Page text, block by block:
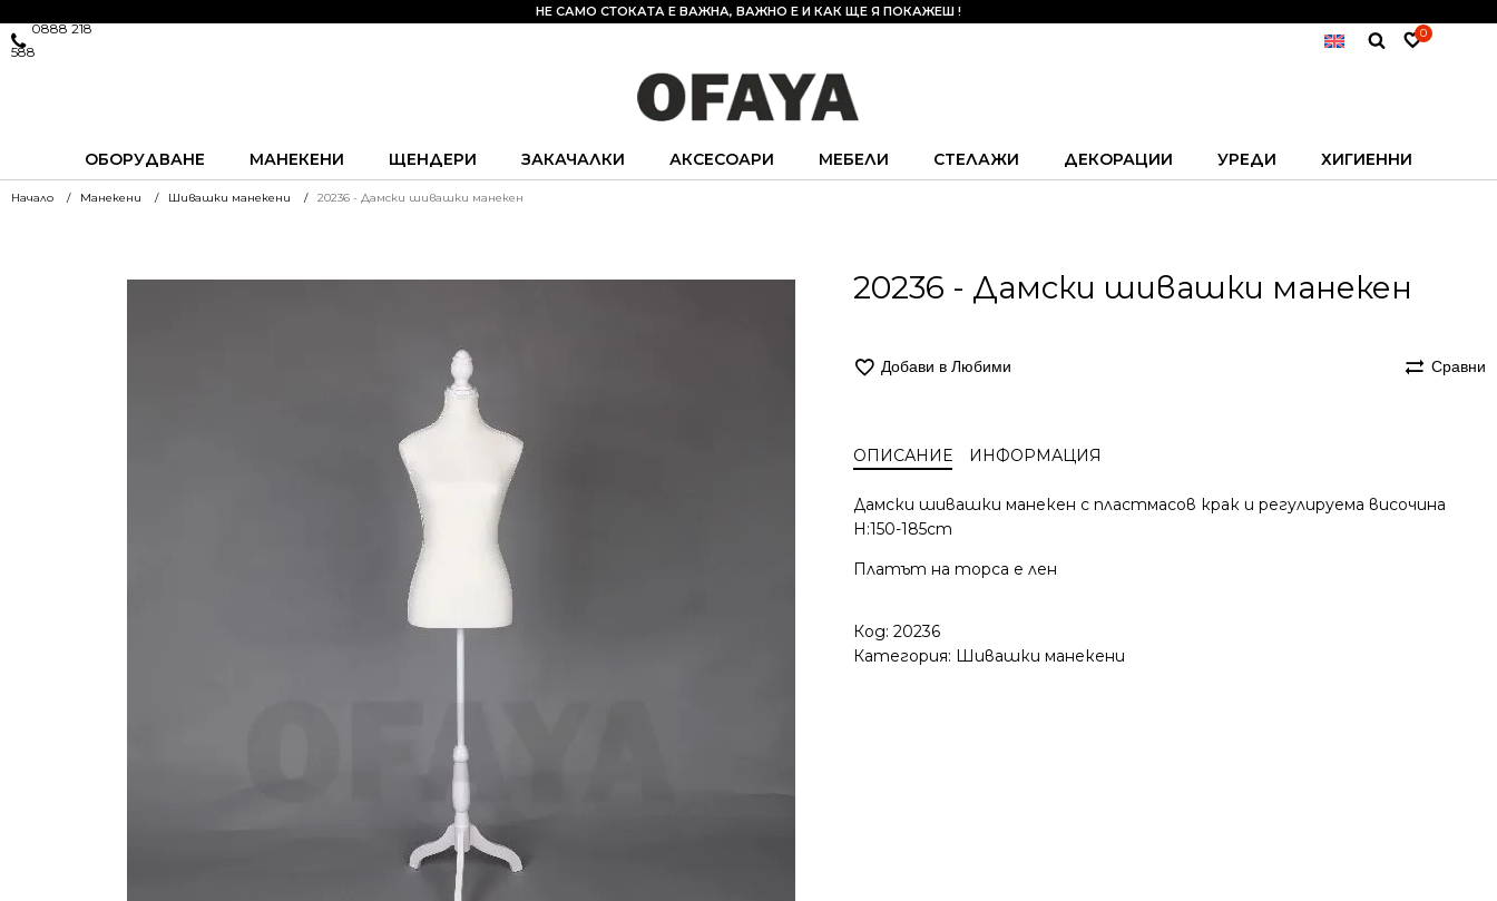
ОБОРУДВАНЕ МАНЕКЕНИ ЩЕНДЕРИ ЗАКАЧАЛКИ АКСЕСОАРИ МЕБЕЛИ СТЕЛАЖИ ДЕКОРАЦИИ УРЕДИ ХИГИЕННИ
0
0888 218
588
НЕ САМО СТОКАТА Е ВАЖНА, ВАЖНО Е И КАК ЩЕ Я ПОКАЖЕШ !
Начало Манекени Шивашки манекени 20236 - Дамски шивашки манекен
20236 - Дамски шивашки манекен
Добави в Любими Сравни
ОПИСАНИЕ ИНФОРМАЦИЯ
Дамски шивашки манекен с пластмасов крак и регулируема височина
H:150-185cm
Платът на торса е лен
Код: 20236
Категория: Шивашки манекени